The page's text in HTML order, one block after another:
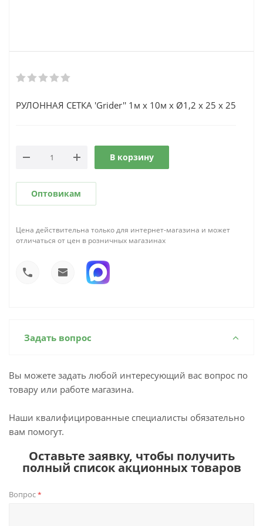
РУЛОННАЯ СЕТКА 'Grider'' 1м х 10м х Ø1,2 х 25 х 25
В корзину
Оптовикам
Цена действительна только для интернет-магазина и может
отличаться от цен в розничных магазинах
Задать вопрос
Вы можете задать любой интересующий вас вопрос по
товару или работе магазина.
Наши квалифицированные специалисты обязательно
вам помогут.
Оставьте заявку, чтобы получить
полный список акционных товаров
Вопрос*